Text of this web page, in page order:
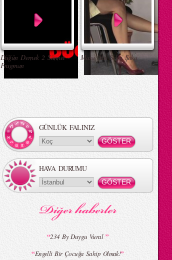
Düğün Dernek 2 Sünnet -
Fragman
Masa Altı Seksi Şaka
GÜNLÜK FALINIZ
HAVA DURUMU
“234 By Duygu Vural ”
“Engelli Bir Çocuğa Sahip Olmak!”